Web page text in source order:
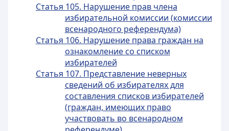
Статья 105. Нарушение прав члена
избирательной комиссии (комиссии
всенародного референдума)
Статья 106. Нарушение права граждан на
ознакомление со списком
избирателей
Статья 107. Представление неверных
сведений об избирателях для
составления списков избирателей
(граждан, имеющих право
участвовать во всенародном